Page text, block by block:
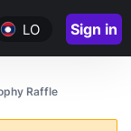
LO Sign in
Raffle